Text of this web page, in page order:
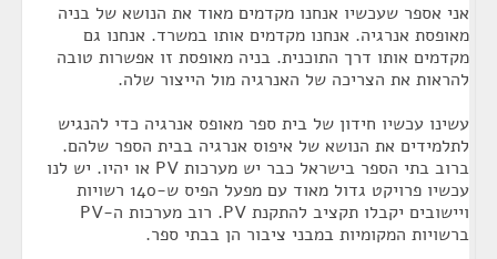
אני אספר שעכשיו אנחנו מקדמים מאוד את הנושא של בניה
מאופסת אנרגיה. אנחנו מקדמים אותו במשרד. אנחנו גם
מקדמים אותו דרך התוכנית. בניה מאופסת זו אפשרות טובה
להראות את הצריכה של האנרגיה מול הייצור שלה.
עשינו עכשיו חידון של בית ספר מאופס אנרגיה כדי להנגיש
לתלמידים את הנושא של איפוס אנרגיה בבית הספר שלהם.
ברוב בתי הספר בישראל כבר יש מערכות PV או יהיו. יש לנו
עכשיו פרויקט גדול מאוד עם מפעל הפיס ש-140 רשויות
ויישובים יקבלו תקציב להתקנת PV. רוב מערכות ה-PV
ברשויות המקומיות במבני ציבור הן בבתי ספר.